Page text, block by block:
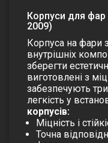
Корпуси для фар
2009)
Корпуса на фари
внутрішніх
зберегти
виготовлені з
забезпечують
легкість у
корпусів:
Міцність і
Точна